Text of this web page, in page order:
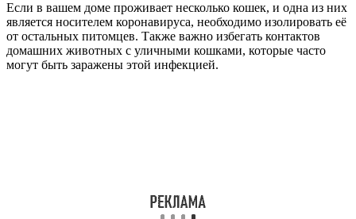
Если в вашем доме проживает несколько кошек, и одна из них
является носителем коронавируса, необходимо изолировать её
от остальных питомцев. Также важно избегать контактов
домашних животных с уличными кошками, которые часто
могут быть заражены этой инфекцией.